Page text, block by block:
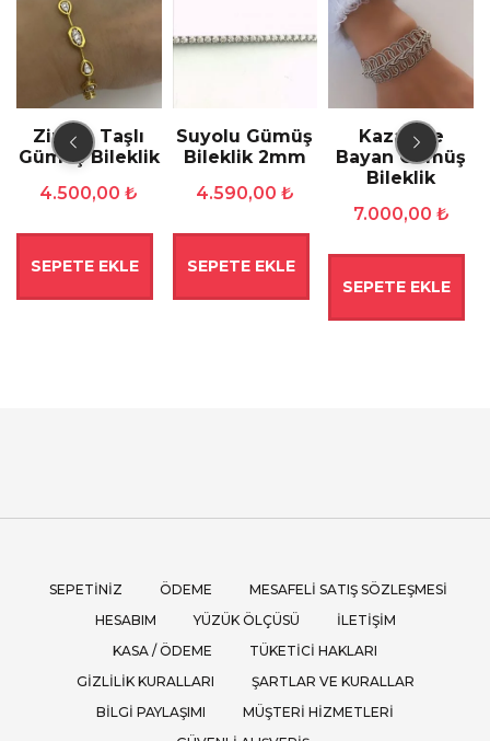
Zirkon Taşlı
Gümüş Bileklik
4.500,00₺
SEPETE EKLE
Suyolu Gümüş
Bileklik 2mm
4.590,00 ₺
SEPETE EKLE
Kazaziye
Bayan Gümüş
Bileklik
7.000,00 ₺
SEPETE EKLE
SEPETINIZ ÖDEME
MESAFELI SATIŞ SÖZLEŞMESI
HESABIM
YÜZÜK ÖLÇÜSÜ
İLETIŞIM
KASA / ÖDEME
TÜKETICI HAKLARI
GIZLILIK KURALLARI
ŞARTLAR VE KURALLAR
BILGI PAYLAŞIMI
MÜŞTERI HIZMETLERI